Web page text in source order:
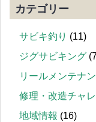
カテゴリー
サビキ釣り (11)
ジグサビキング
リールメンテナ
修理・改造チャ
地域情報 (16)